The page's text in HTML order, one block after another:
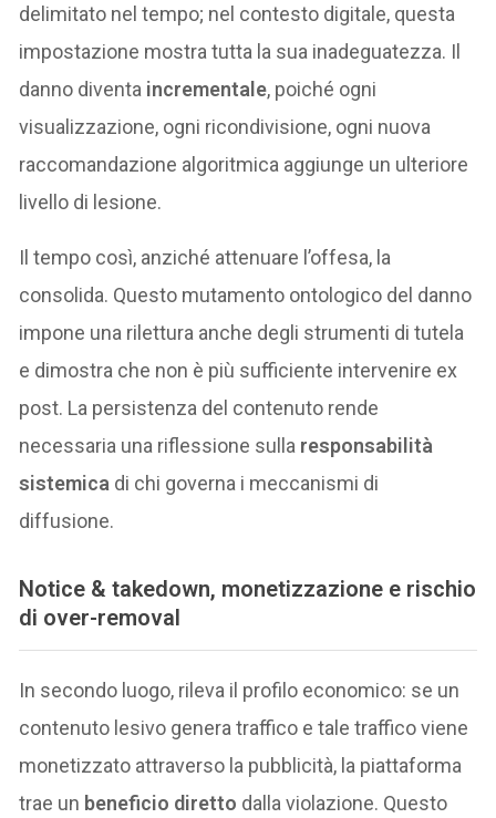
delimitato nel tempo; nel contesto digitale, questa
impostazione mostra tutta la sua inadeguatezza. Il
danno diventa incrementale, poiché ogni
visualizzazione, ogni ricondivisione, ogni nuova
raccomandazione algoritmica aggiunge un ulteriore
livello di lesione.
Il tempo così, anziché attenuare l’offesa, la
consolida. Questo mutamento ontologico del danno
impone una rilettura anche degli strumenti di tutela
e dimostra che non è più sufficiente intervenire ex
post. La persistenza del contenuto rende
necessaria una riflessione sulla responsabilità
sistemica di chi governa i meccanismi di
diffusione.
Notice & takedown, monetizzazione e rischio
di over-removal
In secondo luogo, rileva il profilo economico: se un
contenuto lesivo genera traffico e tale traffico viene
monetizzato attraverso la pubblicità, la piattaforma
trae un beneficio diretto dalla violazione. Questo